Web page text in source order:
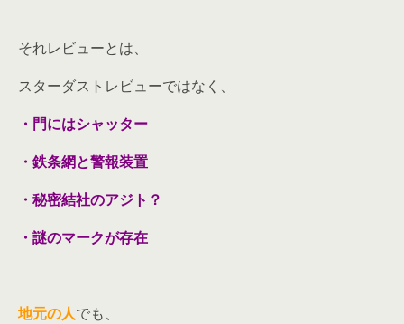
それレビューとは、
スターダストレビューではなく、
・門にはシャッター
・鉄条網と警報装置
・秘密結社のアジト？
・謎のマークが存在
地元の人でも、